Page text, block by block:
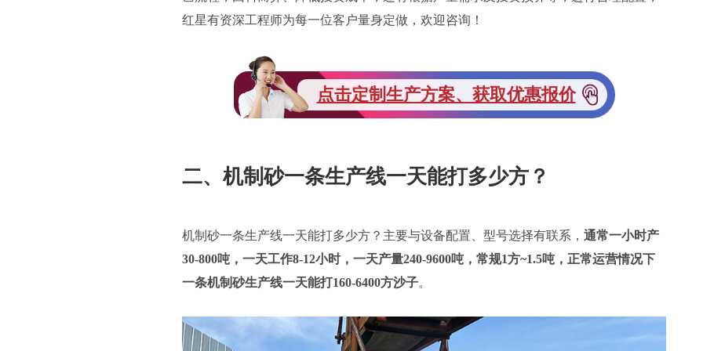
红星有资深工程师为每一位客户量身定做，欢迎咨询！
点击定制生产方案、获取优惠报价
二、机制砂一条生产线一天能打多少方？
机制砂一条生产线一天能打多少方？主要与设备配置、型号选择有联系， 通常一小时产
30-800吨，一天工作8-12小时，一天产量240-9600吨，常规1方~1.5吨，正常运营情况下
一条机制砂生产线一天能打160-6400方沙子。